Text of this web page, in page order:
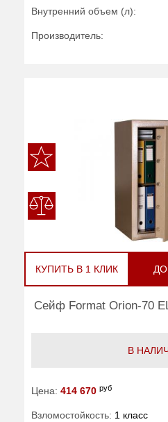
Внутренний объем (л):
Производитель:
КУПИТЬ В 1 КЛИК
Сейф Format Orion-70
В
Цена: 414 670 руб
Взломостойкость: 1 класс